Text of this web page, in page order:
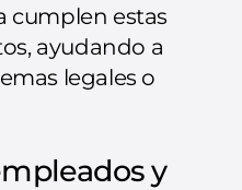
cumplen estas
ayudando a
legales o
y